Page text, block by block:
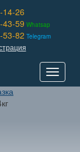
14-26
43-59 Whatsap
53-82 Telegram
Toggle